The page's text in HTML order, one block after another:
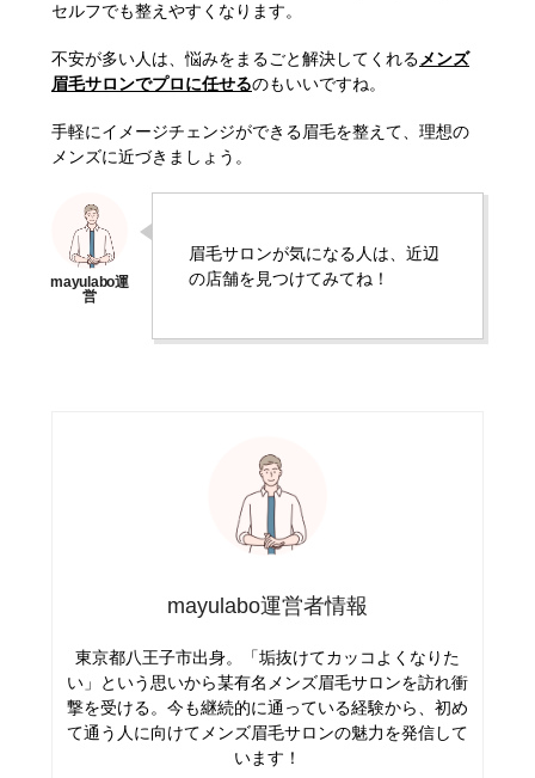
セルフでも整えやすくなります。
不安が多い人は、悩みをまるごと解決してくれる メンズ
眉毛サロンでプロに任せるのもいいですね。
手軽にイメージチェンジができる眉毛を整えて、理想の
メンズに近づきましょう。
眉毛サロンが気になる人は、近辺
の店舗を見つけてみてね！
mayulabo運営者情報
東京都八王子市出身。「垢抜けてカッコよくなりた
い」という思いから某有名メンズ眉毛サロンを訪れ衝
撃を受ける。今も継続的に通っている経験から、初め
て通う人に向けてメンズ眉毛サロンの魅力を発信して
います！